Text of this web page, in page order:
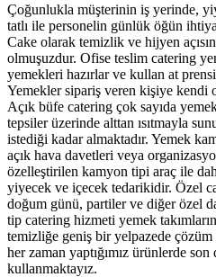
Çoğunlukla müşterinin iş yerinde,
tatlı ile personelin günlük öğün
Cake olarak temizlik ve hijyen
olmuşuzdur. Ofise teslim catering
yemekleri hazırlar ve kullan at
Yemekler sipariş veren kişiye kendi
Açık büfe catering çok sayıda
tepsiler üzerinde alttan ısıtmayla
istediği kadar almaktadır. Yemek
açık hava davetleri veya
özelleştirilen kamyon tipi araç ile
yiyecek ve içecek tedarikidir. Özel
doğum günü, partiler ve diğer özel
tip catering hizmeti yemek
temizliğe geniş bir yelpazede
her zaman yaptığımız ürünlerde
kullanmaktayız.